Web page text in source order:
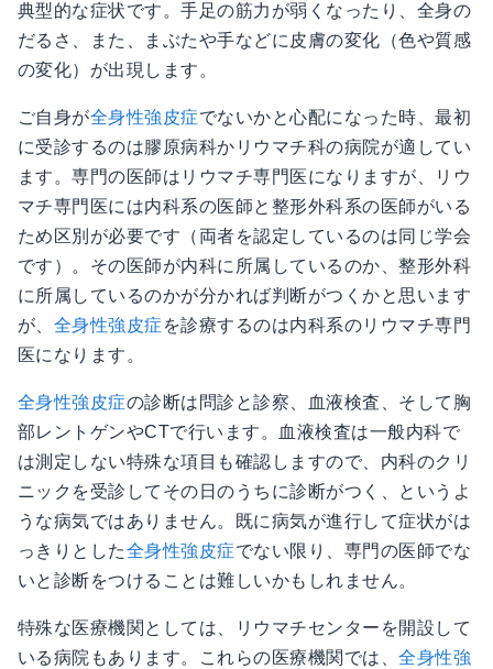
典型的な症状です。手足の筋力が弱くなったり、全身の
だるさ、また、まぶたや手などに皮膚の変化（色や質感
の変化）が出現します。
ご自身が全身性強皮症でないかと心配になった時、最初
に受診するのは膠原病科かリウマチ科の病院が適してい
ます。専門の医師はリウマチ専門医になりますが、リウ
マチ専門医には内科系の医師と整形外科系の医師がいる
ため区別が必要です（両者を認定しているのは同じ学会
です）。その医師が内科に所属しているのか、整形外科
に所属しているのかが分かれば判断がつくかと思います
が、 全身性強皮症 を診療するのは内科系のリウマチ専門
医になります。
全身性強皮症の診断は問診と診察、血液検査、そして胸
部レントゲンやCTで行います。血液検査は一般内科で
は測定しない特殊な項目も確認しますので、内科のクリ
ニックを受診してその日のうちに診断がつく、というよ
うな病気ではありません。既に病気が進行して症状がは
っきりとした全身性強皮症でない限り、専門の医師でな
いと診断をつけることは難しいかもしれません。
特殊な医療機関としては、リウマチセンターを開設して
いる病院もあります。これらの医療機関では、全身性強